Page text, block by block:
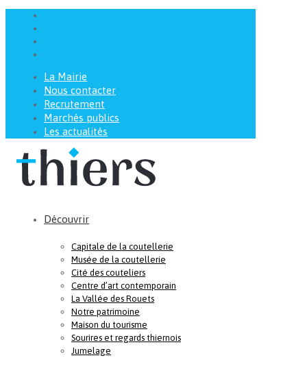
La Mairie
Nous contacter
Recrutement
Marchés publics
Les actualités
Découvrir
Capitale de la coutellerie
Musée de la coutellerie
Cité des couteliers
Centre d’art contemporain
La Vallée des Rouets
Notre patrimoine
Maison du tourisme
Sourires et regards thiernois
Jumelage